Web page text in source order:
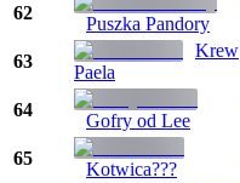
62
Puszka Pandory
63
Krew
Paela
64
Gofry od Lee
65
Kotwica???